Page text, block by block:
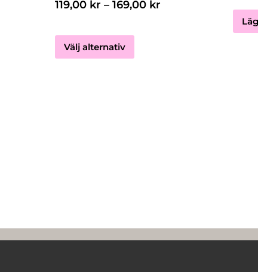
av 5
119,00 kr – 169,00 kr
Välj alternativ